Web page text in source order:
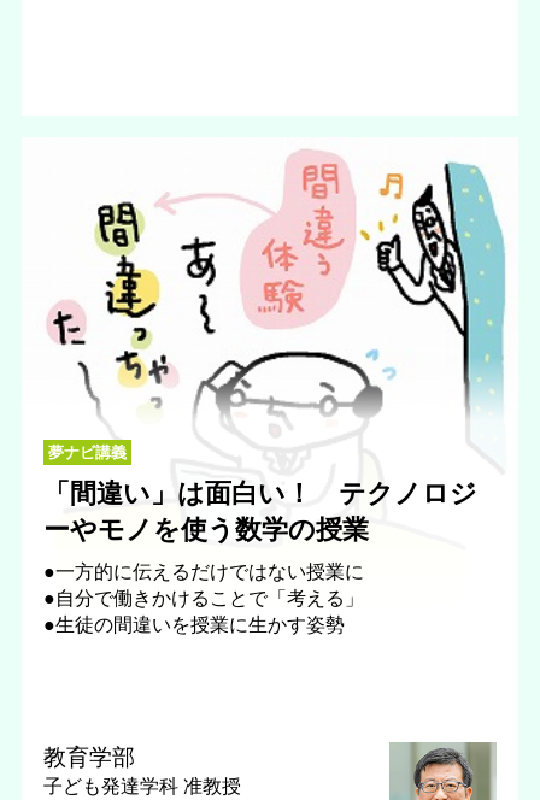
夢ナビ講義
「間違い」は面白い！ テクノロジ
ーやモノを使う数学の授業
●一方的に伝えるだけではない授業に
●自分で働きかけることで「考える」
●生徒の間違いを授業に生かす姿勢
教育学部
子ども発達学科 准教授